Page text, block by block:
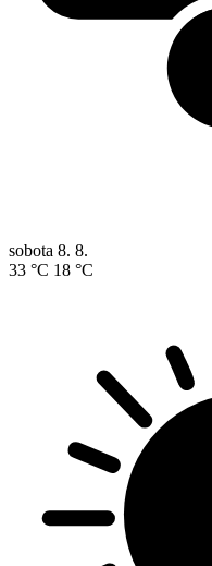
sobota 8. 8.
33 °C 18 °C